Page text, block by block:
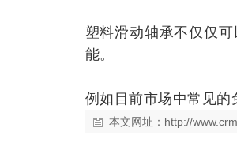
塑料滑动轴承不仅仅
能。
例如目前市场中常见的
本文网址： http://